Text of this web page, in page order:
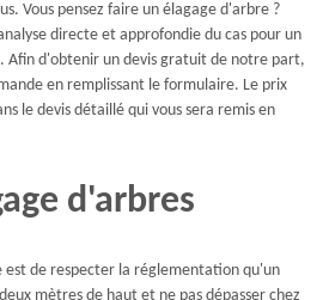
Vous pensez faire un élagage d'arbre ?
directe et approfondie du cas pour un
Afin d'obtenir un devis gratuit de notre part,
en remplissant le formulaire. Le prix
le devis détaillé qui vous sera remis en
d'arbres
est de respecter la réglementation qu'un
mètres de haut et ne pas dépasser chez